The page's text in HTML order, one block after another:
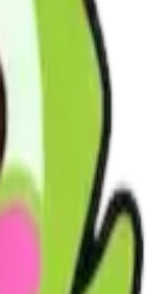
備中です